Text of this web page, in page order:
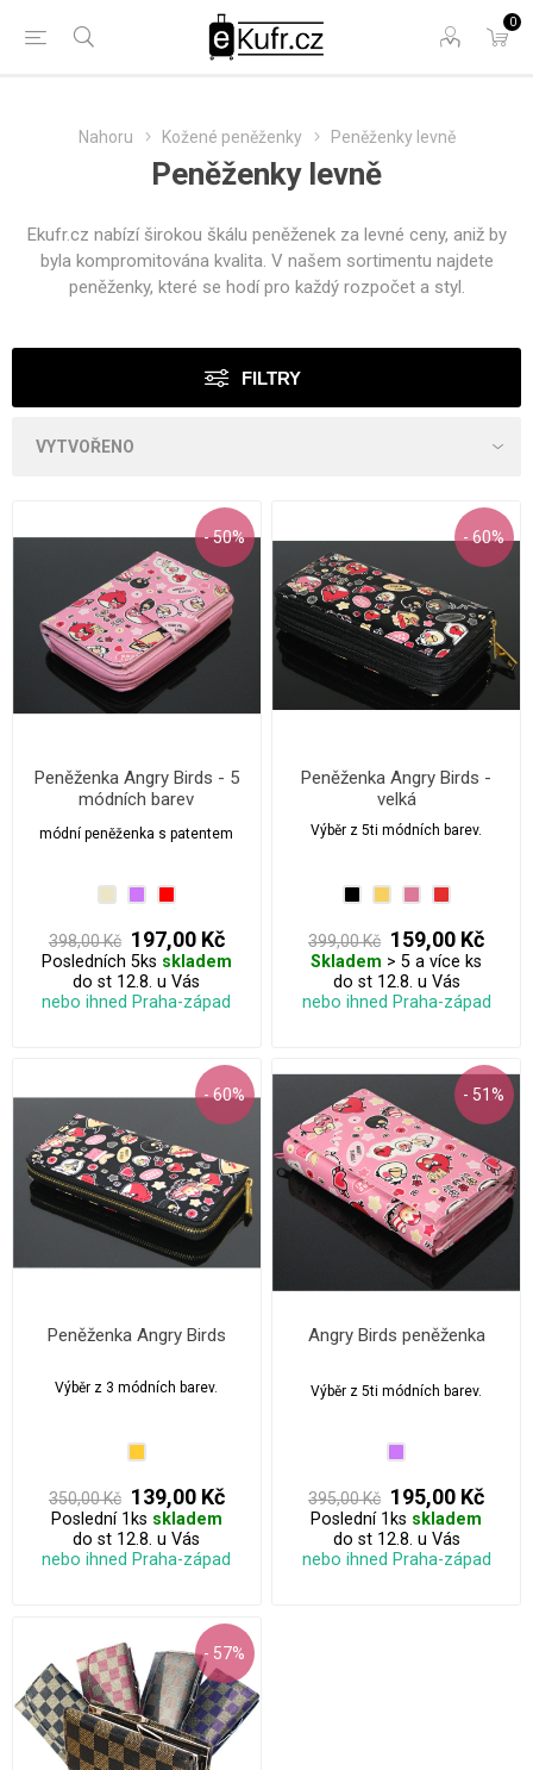
0
Nahoru Kožené peněženky Peněženky levně
Peněženky levně
Ekufr.cz nabízí širokou škálu peněženek za levné ceny, aniž by
byla kompromitována kvalita. V našem sortimentu najdete
peněženky, které se hodí pro každý rozpočet a styl.
FILTRY
- 50%
Peněženka Angry Birds - 5
módních barev
módní peněženka s patentem
398,00 Kč 197,00 Kč
Posledních 5ks skladem
do st 12.8. u Vás
nebo ihned Praha-západ
- 60%
Peněženka Angry Birds -
velká
Výběr z 5ti módních barev.
399,00 Kč 159,00 Kč
Skladem > 5 a více ks
do st 12.8. u Vás
nebo ihned Praha-západ
- 60%
Peněženka Angry Birds
Výběr z 3 módních barev.
350,00 Kč 139,00 Kč
Poslední 1ks skladem
do st 12.8. u Vás
nebo ihned Praha-západ
- 51%
Angry Birds peněženka
Výběr z 5ti módních barev.
395,00 Kč 195,00 Kč
Poslední 1ks skladem
do st 12.8. u Vás
nebo ihned Praha-západ
- 57%